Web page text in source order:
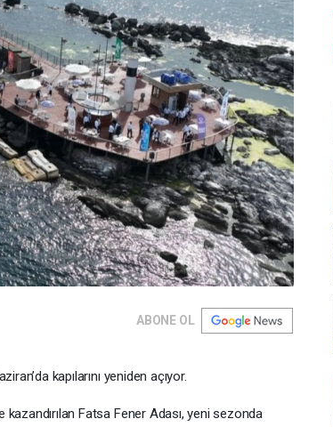
ABONE OL
kapılarını yeniden açıyor.
Fatsa Fener Adası, yeni sezonda